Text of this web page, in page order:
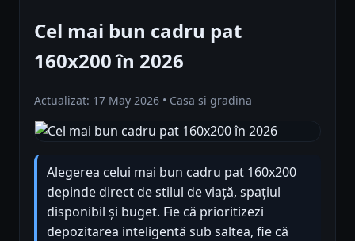
Cel mai bun cadru pat
160x200 în 2026
Actualizat: 17 May 2026 • Casa si gradina
Alegerea celui mai bun cadru pat 160x200
depinde direct de stilul de viață, spațiul
disponibil și buget. Fie că prioritizezi
depozitarea inteligentă sub saltea, fie că